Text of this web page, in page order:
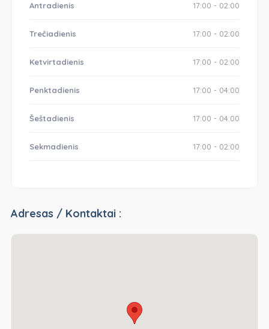
Antradienis 17:00 - 02:00
Trečiadienis 17:00 - 02:00
Ketvirtadienis 17:00 - 02:00
Penktadienis 17:00 - 04:00
Šeštadienis 17:00 - 04:00
Sekmadienis 17:00 - 02:00
Adresas / Kontaktai :